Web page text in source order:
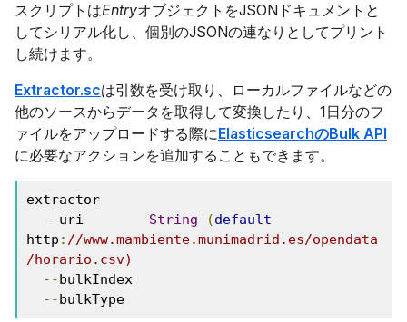
スクリプトはEntryオブジェクトをJSONドキュメントと
してシリアル化し、個別のJSONの連なりとしてプリント
し続けます。
Extractor.scは引数を受け取り、ローカルファイルなどの
他のソースからデータを取得して変換したり、1日分のフ
ァイルをアップロードする際にElasticsearchのBulk API
に必要なアクションを追加することもできます。
extractor
--uri String (default
http : //www.mambiente.munimadrid.es/opendata
/horario.csv)
--bulkIndex
--bulkType